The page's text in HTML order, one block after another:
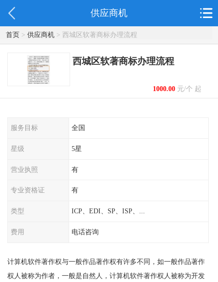
供应商机
首页> 供应商机> 西城区软著商标办理流程
西城区软著商标办理流程
1000.00元/个 起
服务目标 全国
星级 5星
营业执照 有
专业资格证 有
类型 ICP、EDI、SP、ISP、...
费用 电话咨询
计算机软件著作权与一般作品著作权有许多不同，如一般作品著作
权人被称为作者，一般是自然人，计算机软件著作权人被称为开发